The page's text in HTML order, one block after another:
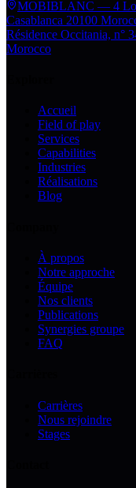
MOBIBLANC — 4
Casablanca 20100
Résidence Occitania, n°
Morocco
Accueil
Field of play
Services
Capabilities
Industries
Réalisations
Blog
À propos
Notre approche
Équipe
Nos clients
Publications
Synergies groupe
FAQ
Carrières
Nous rejoindre
Stages